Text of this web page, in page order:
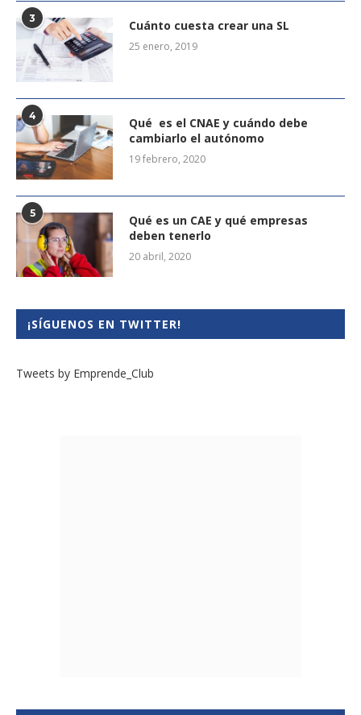
3 Cuánto cuesta crear una SL
25 enero, 2019
4
Qué es el CNAE y cuándo debe
cambiarlo el autónomo
19 febrero, 2020
5
Qué es un CAE y qué empresas
deben tenerlo
20 abril, 2020
¡SÍGUENOS EN TWITTER!
Tweets by Emprende_Club